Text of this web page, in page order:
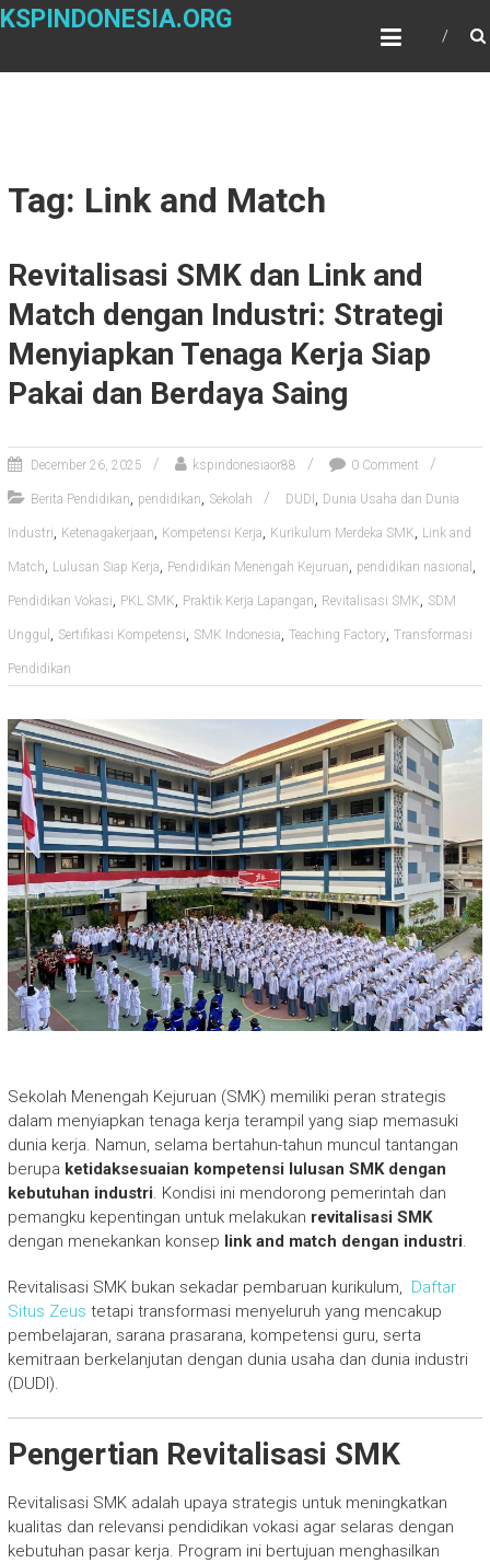
Skip
KSPINDONESIA.ORG
Tag: Link and Match
Revitalisasi SMK dan Link and
Match dengan Industri: Strategi
Menyiapkan Tenaga Kerja Siap
Pakai dan Berdaya Saing
December 26, 2025 kspindonesiaor88 0 Comment
Berita Pendidikan, pendidikan, Sekolah DUDI , Dunia Usaha dan Dunia
Industri, Ketenagakerjaan, Kompetensi Kerja, Kurikulum Merdeka SMK, Link and
Match, Lulusan Siap Kerja, Pendidikan Menengah Kejuruan, pendidikan nasional ,
Pendidikan Vokasi, PKL SMK, Praktik Kerja Lapangan, Revitalisasi SMK, SDM
Unggul , Sertifikasi Kompetensi, SMK Indonesia, Teaching Factory, Transformasi
Pendidikan
Sekolah Menengah Kejuruan (SMK) memiliki peran strategis
dalam menyiapkan tenaga kerja terampil yang siap memasuki
dunia kerja. Namun, selama bertahun-tahun muncul tantangan
berupa ketidaksesuaian kompetensi lulusan SMK dengan
kebutuhan industri. Kondisi ini mendorong pemerintah dan
pemangku kepentingan untuk melakukan revitalisasi SMK
dengan menekankan konsep link and match dengan industri.
Revitalisasi SMK bukan sekadar pembaruan kurikulum, Daftar
Situs Zeus tetapi transformasi menyeluruh yang mencakup
pembelajaran, sarana prasarana, kompetensi guru, serta
kemitraan berkelanjutan dengan dunia usaha dan dunia industri
(DUDI).
Pengertian Revitalisasi SMK
Revitalisasi SMK adalah upaya strategis untuk meningkatkan
kualitas dan relevansi pendidikan vokasi agar selaras dengan
kebutuhan pasar kerja. Program ini bertujuan menghasilkan